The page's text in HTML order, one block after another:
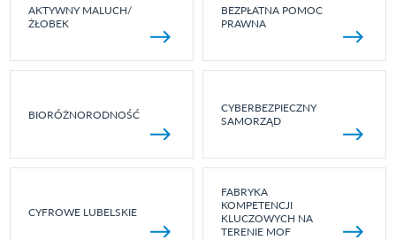
AKTYWNY MALUCH/
ŻŁOBEK
BEZPŁATNA POMOC
PRAWNA
BIORÓŻNORODNOŚĆ
CYBERBEZPIECZNY
SAMORZĄD
CYFROWE LUBELSKIE
FABRYKA
KOMPETENCJI
KLUCZOWYCH NA
TERENIE MOF